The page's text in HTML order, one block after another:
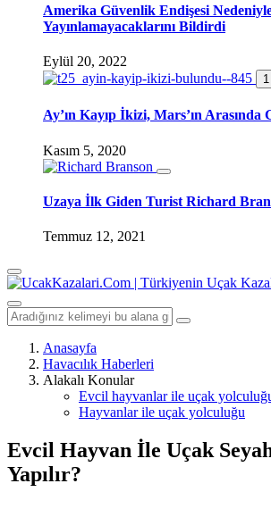
Amerika Güvenlik Endişesi
Yayınlamayacaklarını Bildirdi
Eylül 20, 2022
1
Ay’ın Kayıp İkizi, Mars’ın
Kasım 5, 2020
Uzaya İlk Giden Turist Richard
Temmuz 12, 2021
Anasayfa
Havacılık Haberleri
Alakalı Konular
Evcil hayvanlar ile uçak
Hayvanlar ile uçak yolculuğu
Evcil Hayvan İle Uçak
Yapılır?